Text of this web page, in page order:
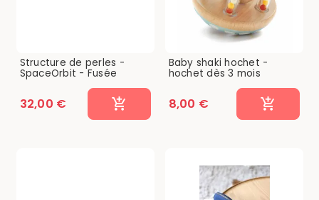
Structure de perles -
SpaceOrbit - Fusée
32,00 €
Baby shaki hochet -
hochet dès 3 mois
8,00 €